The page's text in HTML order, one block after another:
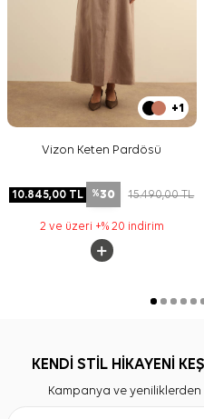
+1
Vizon Keten Pardösü
10.845,00 TL %30 15.490,00TL
2 ve üzeri +% 20 indirim
KENDİ STİL HİKAYENİ
Kampanya ve